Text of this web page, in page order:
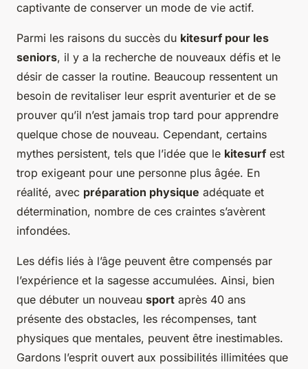
captivante de conserver un mode de vie actif.
Parmi les raisons du succès du kitesurf pour les
seniors, il y a la recherche de nouveaux défis et le
désir de casser la routine. Beaucoup ressentent un
besoin de revitaliser leur esprit aventurier et de se
prouver qu’il n’est jamais trop tard pour apprendre
quelque chose de nouveau. Cependant, certains
mythes persistent, tels que l’idée que le kitesurf est
trop exigeant pour une personne plus âgée. En
réalité, avec préparation physique adéquate et
détermination, nombre de ces craintes s’avèrent
infondées.
Les défis liés à l’âge peuvent être compensés par
l’expérience et la sagesse accumulées. Ainsi, bien
que débuter un nouveau sport après 40 ans
présente des obstacles, les récompenses, tant
physiques que mentales, peuvent être inestimables.
Gardons l’esprit ouvert aux possibilités illimitées que